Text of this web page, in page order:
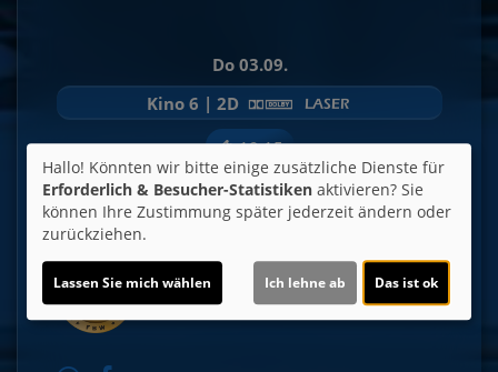
Do 03.09.
19:15
Kino 6 | 2D
Für Tickets auf die Uhrzeit klicken.
Hallo! Könnten wir bitte einige zusätzliche Dienste für
Erforderlich & Besucher-Statistiken aktivieren? Sie
können Ihre Zustimmung später jederzeit ändern oder
zurückziehen.
Lassen Sie mich wählen Ich lehne ab Das ist ok